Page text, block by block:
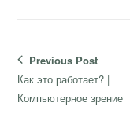
Навигация
по
записям
Previous Post
Previous
post:
Как это работает? |
Компьютерное зрение